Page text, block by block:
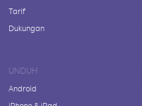
Tarif
Dukungan
UNDUH
Android